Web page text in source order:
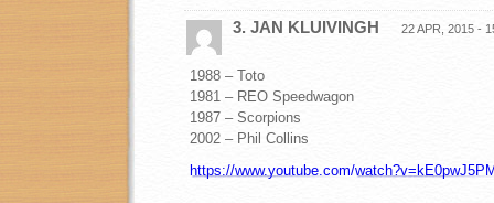
3. JAN KLUIVINGH 22 APR, 2015 -
1988 – Toto
1981 – REO Speedwagon
1987 – Scorpions
2002 – Phil Collins
https://www.youtube.com/